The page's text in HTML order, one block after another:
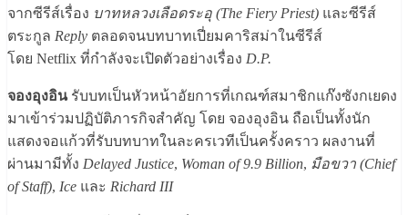
จากซีรีส์เรื่อง บาทหลวงเลือดระอุ (The Fiery Priest) และซีรีส์
ตระกูล Reply ตลอดจนบทบาทเปี่ยมคาริสม่าในซีรีส์
โดย Netflix ที่กำลังจะเปิดตัวอย่างเรื่อง D.P.
จองอุงอิน รับบทเป็นหัวหน้าอัยการที่เกณฑ์สมาชิกแก๊งซังกเยดง
มาเข้าร่วมปฏิบัติภารกิจสำคัญ โดย จองอุงอิน ถือเป็นทั้งนัก
แสดงจอแก้วที่รับบทบาทในละครเวทีเป็นครั้งคราว ผลงานที่
ผ่านมามีทั้ง Delayed Justice, Woman of 9.9 Billion, มือขวา (Chief
of Staff), Ice และ Richard III